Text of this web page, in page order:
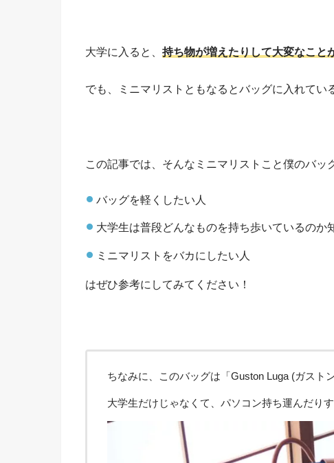
大学に入ると、 持ち物が増えたりして大変なこと
でも、ミニマリストともなるとバッグに入れてい
この記事では、そんなミニマリストこと僕のバッ
バッグを軽くしたい人
大学生は普段どんなものを持ち歩いているのか
ミニマリストをバカにしたい人
はぜひ参考にしてみてください！
ちなみに、このバッグは「Guston Luga (ガスト
大学生だけじゃなくて、パソコン持ち運んだり